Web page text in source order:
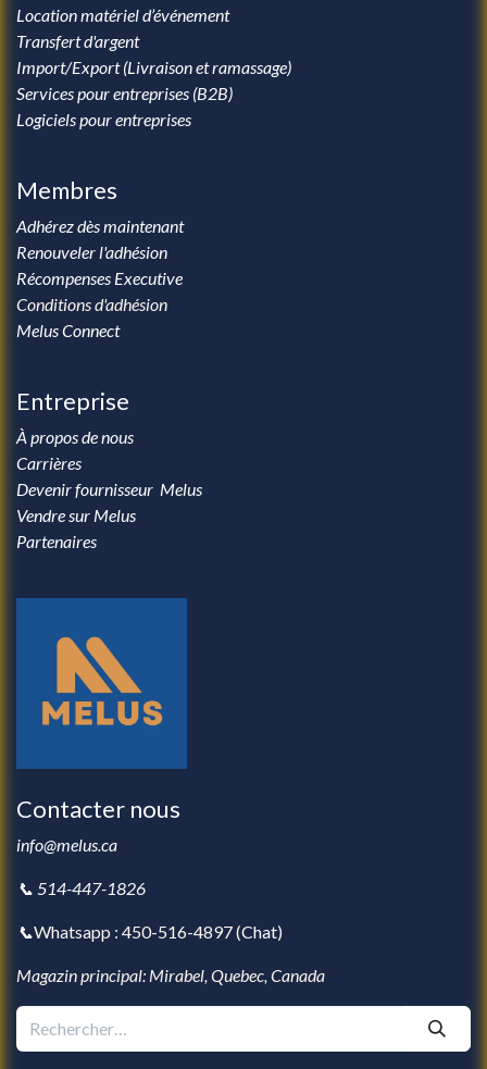
Location matériel d’événement
Transfert d'argent
Import/Export (Livraison et ramassage)
Services pour entreprises (B2B)
Logiciels pour entreprises
Membres
Adhérez dès maintenant
Renouveler l'adhésion
Récompenses Executive
Conditions d'adhésion
Melus Connect
Entreprise
À propos de nous
Carrières
Devenir fournisseur Melus
Vendre sur Melus
Partenaires
Contacter nous
info@melus.ca
📞 514-447-1826
📞Whatsapp : 450-516-4897 (Chat)
Magazin principal: Mirabel, Quebec, Canada